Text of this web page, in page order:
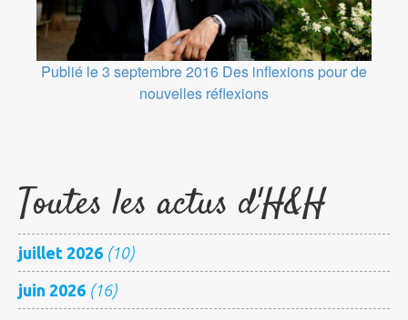
Publié le 3 septembre 2016 Des inflexions pour de
nouvelles réflexions
Toutes les actus d'H&H
juillet 2026 (10)
juin 2026 (16)